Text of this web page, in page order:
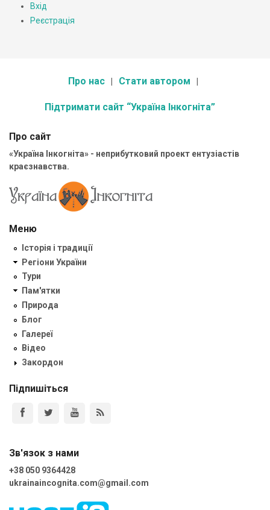
Вхід
Реєстрація
Про нас Стати автором
Підтримати сайт “Україна Інкогніта”
Про сайт
«Україна Інкогніта» - неприбутковий проект ентузіастів
краєзнавства.
Меню
Історія і традиції
Регіони України
Тури
Пам'ятки
Природа
Блог
Галереї
Відео
Закордон
Підпишіться
Зв'язок з нами
+38 050 9364428
ukrainaincognita.com@gmail.com